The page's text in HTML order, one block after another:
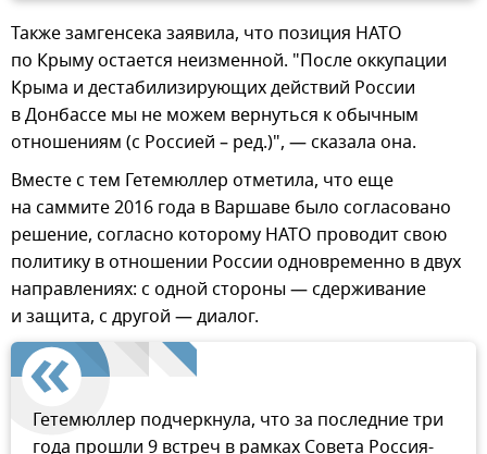
Также замгенсека заявила, что позиция НАТО
по Крыму остается неизменной. "После оккупации
Крыма и дестабилизирующих действий России
в Донбассе мы не можем вернуться к обычным
отношениям (с Россией – ред.)", — сказала она.
Вместе с тем Гетемюллер отметила, что еще
на саммите 2016 года в Варшаве было согласовано
решение, согласно которому НАТО проводит свою
политику в отношении России одновременно в двух
направлениях: с одной стороны — сдерживание
и защита, с другой — диалог.
Гетемюллер подчеркнула, что за последние три
года прошли 9 встреч в рамках Совета Россия-